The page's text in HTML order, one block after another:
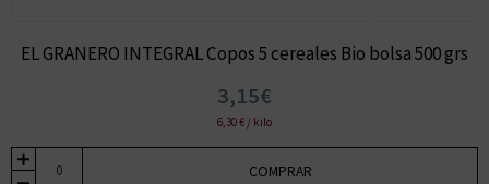
EL GRANERO INTEGRAL Copos 5 cereales Bio bolsa 500 grs
3,15€
6,30 € / kilo
COMPRAR